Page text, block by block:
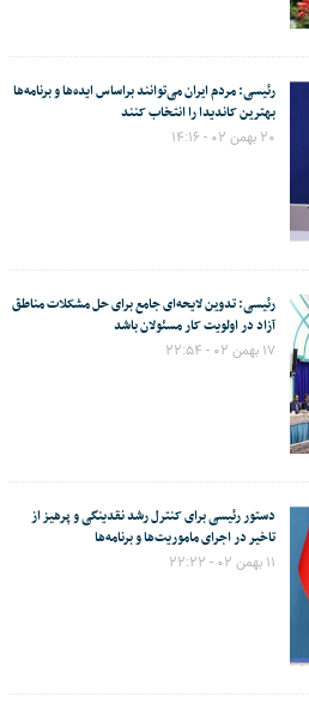
رئیسی: مردم ایران می‌توانند براساس ایده‌ها و برنامه‌ها
بهترین کاندیدا را انتخاب کنند
۲۰ بهمن ۰۲ - ۱۴:۱۶
رئیسی: تدوین لایحه‌ای جامع برای حل مشکلات مناطق
آزاد در اولویت کار مسئولان باشد
۱۷ بهمن ۰۲ - ۲۲:۵۴
دستور رئیسی برای کنترل رشد نقدینگی و پرهیز از
تاخیر در اجرای ماموریت‌ها و برنامه‌ها
۱۱ بهمن ۰۲ - ۲۲:۲۲